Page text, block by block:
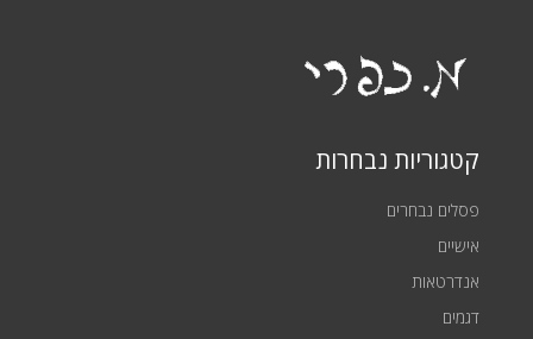
קטגוריות נבחרות
פסלים נבחרים
אישיים
אנדרטאות
דגמים